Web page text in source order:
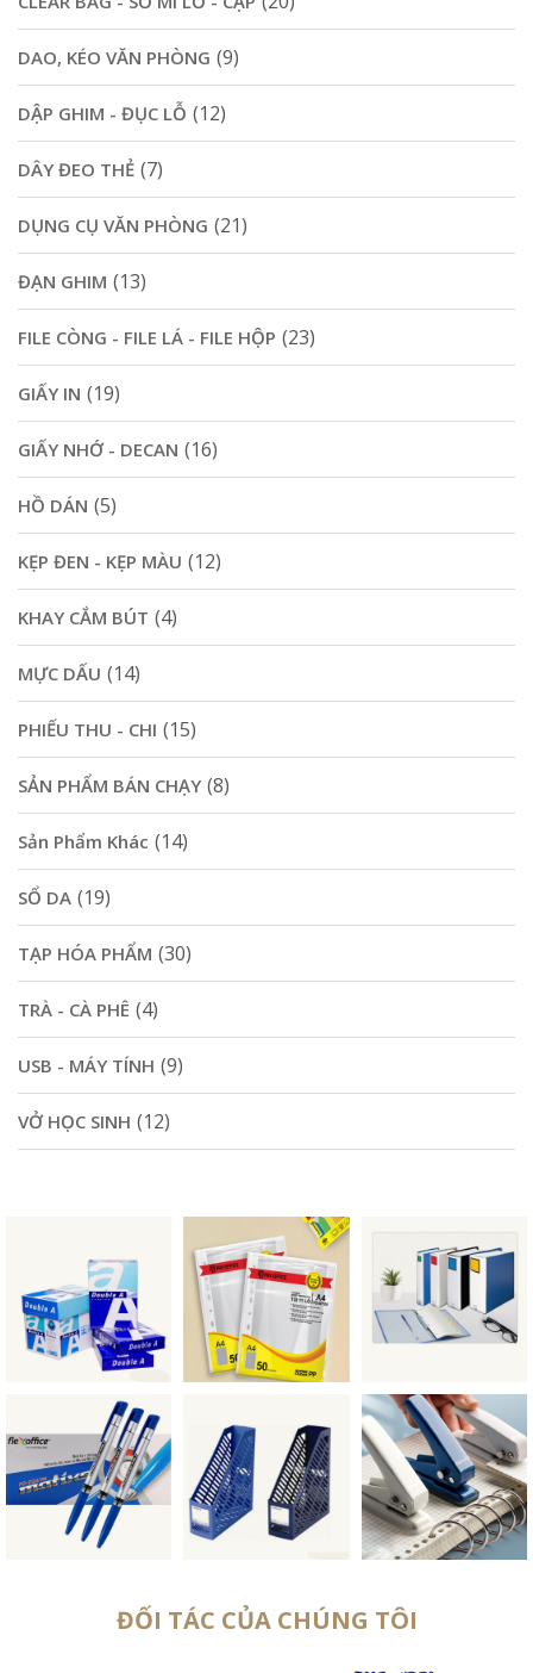
DAO, KÉO VĂN PHÒNG (9)
DẬP GHIM - ĐỤC LỖ (12)
DÂY ĐEO THẺ (7)
DỤNG CỤ VĂN PHÒNG (21)
ĐẠN GHIM (13)
FILE CÒNG - FILE LÁ - FILE HỘP (23)
GIẤY IN (19)
GIẤY NHỚ - DECAN (16)
HỒ DÁN (5)
KẸP ĐEN - KẸP MÀU (12)
KHAY CẮM BÚT (4)
MỰC DẤU (14)
PHIẾU THU - CHI (15)
SẢN PHẨM BÁN CHẠY (8)
Sản Phẩm Khác (14)
SỔ DA (19)
TẠP HÓA PHẨM (30)
TRÀ - CÀ PHÊ (4)
USB - MÁY TÍNH (9)
VỞ HỌC SINH (12)
ĐỐI TÁC CỦA CHÚNG TÔI